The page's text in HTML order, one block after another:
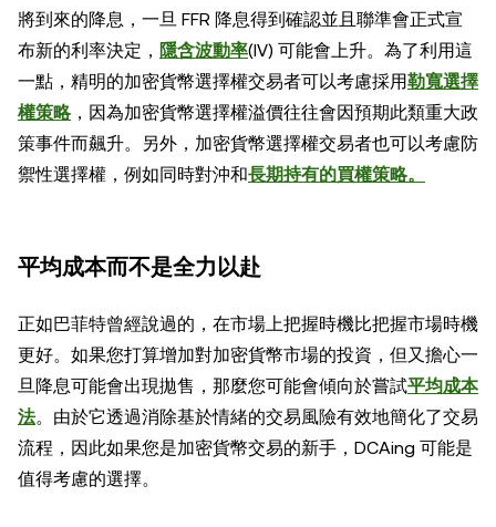
將到來的降息，一旦 FFR 降息得到確認並且聯準會正式宣
布新的利率決定， 隱含波動率(IV) 可能會上升。為了利用這
一點，精明的加密貨幣選擇權交易者可以考慮採用勒寬選擇
權策略，因為加密貨幣選擇權溢價往往會因預期此類重大政
策事件而飆升。另外，加密貨幣選擇權交易者也可以考慮防
禦性選擇權，例如同時對沖和長期持有的買權策略。
平均成本而不是全力以赴
正如巴菲特曾經說過的，在市場上把握時機比把握市場時機
更好。如果您打算增加對加密貨幣市場的投資，但又擔心一
旦降息可能會出現拋售，那麼您可能會傾向於嘗試平均成本
法。由於它透過消除基於情緒的交易風險有效地簡化了交易
流程，因此如果您是加密貨幣交易的新手，DCAing 可能是
值得考慮的選擇。